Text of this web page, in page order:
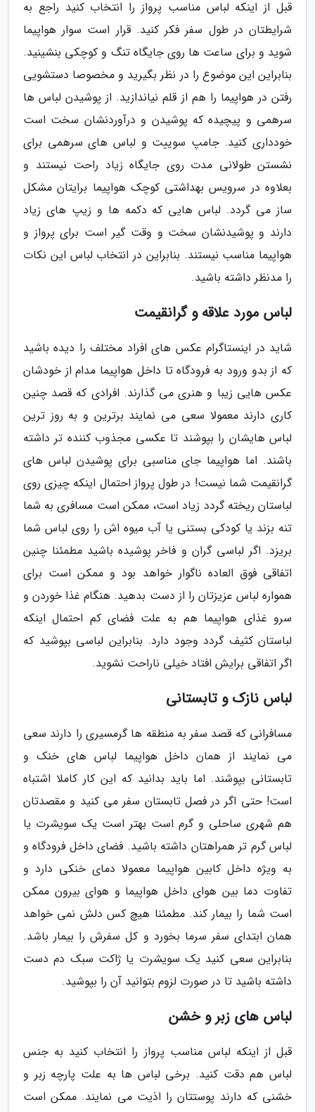
قبل از اینکه لباس مناسب پرواز را انتخاب کنید راجع به
شرایطتان در طول سفر فکر کنید. قرار است سوار هواپیما
شوید و برای ساعت ها روی جایگاه تنگ و کوچکی بنشینید.
بنابراین این موضوع را در نظر بگیرید و مخصوصا دستشویی
رفتن در هواپیما را هم از قلم نیاندازید. از پوشیدن لباس ها
سرهمی و پیچیده که پوشیدن و درآوردنشان سخت است
خودداری کنید. جامپ سوییت و لباس های سرهمی برای
نشستن طولانی مدت روی جایگاه زیاد راحت نیستند و
بعلاوه در سرویس بهداشتی کوچک هواپیما برایتان مشکل
ساز می گردد. لباس هایی که دکمه ها و زیپ های زیاد
دارند و پوشیدنشان سخت و وقت گیر است برای پرواز و
هواپیما مناسب نیستند. بنابراین در انتخاب لباس این نکات
را مدنظر داشته باشید.
لباس مورد علاقه و گرانقیمت
شاید در اینستاگرام عکس های افراد مختلف را دیده باشید
که از بدو ورود به فرودگاه تا داخل هواپیما مدام از خودشان
عکس هایی زیبا و هنری می گذارند. افرادی که قصد چنین
کاری دارند معمولا سعی می نمایند برترین و به روز ترین
لباس هایشان را بپوشند تا عکسی مجذوب کننده تر داشته
باشند. اما هواپیما جای مناسبی برای پوشیدن لباس های
گرانقیمت شما نیست! در طول پرواز احتمال اینکه چیزی روی
لباستان ریخته گردد زیاد است، ممکن است مسافری به شما
تنه بزند یا کودکی بستنی یا آب میوه اش را روی لباس شما
بریزد. اگر لباسی گران و فاخر پوشیده باشید مطمئنا چنین
اتفاقی فوق العاده ناگوار خواهد بود و ممکن است برای
همواره لباس عزیزتان را از دست بدهید. هنگام غذا خوردن و
سرو غذای هواپیما هم به علت فضای کم احتمال اینکه
لباستان کثیف گردد وجود دارد. بنابراین لباسی بپوشید که
اگر اتفاقی برایش افتاد خیلی ناراحت نشوید.
لباس نازک و تابستانی
مسافرانی که قصد سفر به منطقه ها گرمسیری را دارند سعی
می نمایند از همان داخل هواپیما لباس های خنک و
تابستانی بپوشند. اما باید بدانید که این کار کاملا اشتباه
است! حتی اگر در فصل تابستان سفر می کنید و مقصدتان
هم شهری ساحلی و گرم است بهتر است یک سویشرت یا
لباس گرم تر همراهتان داشته باشید. فضای داخل فرودگاه و
به ویژه داخل کابین هواپیما معمولا دمای خنکی دارد و
تفاوت دما بین هوای داخل هواپیما و هوای بیرون ممکن
است شما را بیمار کند. مطمئنا هیچ کس دلش نمی خواهد
همان ابتدای سفر سرما بخورد و کل سفرش را بیمار باشد.
بنابراین سعی کنید یک سویشرت یا ژاکت سبک دم دست
داشته باشید تا در صورت لزوم بتوانید آن را بپوشید.
لباس های زبر و خشن
قبل از اینکه لباس مناسب پرواز را انتخاب کنید به جنس
لباس هم دقت کنید. برخی لباس ها به علت پارچه زبر و
خشنی که دارند پوستتان را اذیت می نمایند. ممکن است